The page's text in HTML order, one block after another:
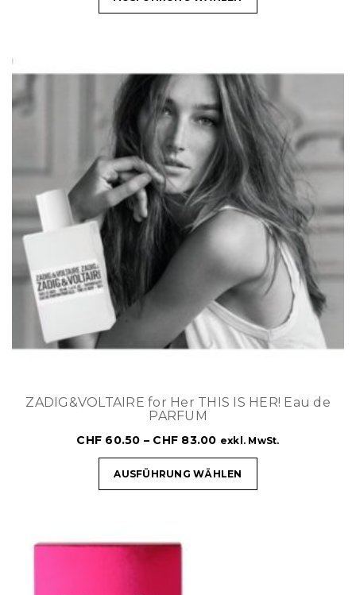
ZADIG&VOLTAIRE for Her THIS IS HER! Eau de
PARFUM
CHF 60.50 – CHF 83.00 exkl. MwSt.
AUSFÜHRUNG WÄHLEN